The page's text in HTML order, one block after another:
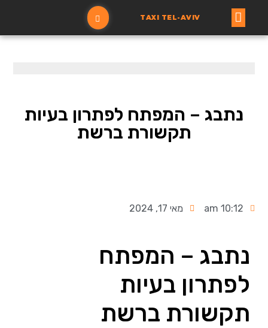
TAXI TEL-AVIV
נתבג – המפתח לפתרון בעיות
תקשורת ברשת
10:12 am מאי 17, 2024
נתבג – המפתח
לפתרון בעיות
תקשורת ברשת